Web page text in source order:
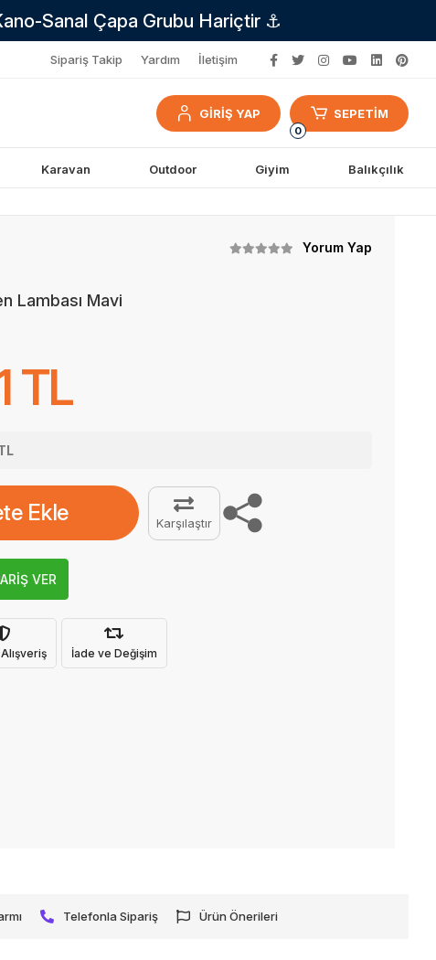
Sanal Çapa Grubu Hariçtir ⚓
Sipariş Takip Yardım İletişim
GİRİŞ YAP
0
SEPETİM
Karavan Outdoor Giyim Balıkçılık
Yorum Yap
Lambası Mavi
TL
Ekle Karşılaştır
VER
İade ve Değişim
Telefonla Sipariş Ürün Önerileri